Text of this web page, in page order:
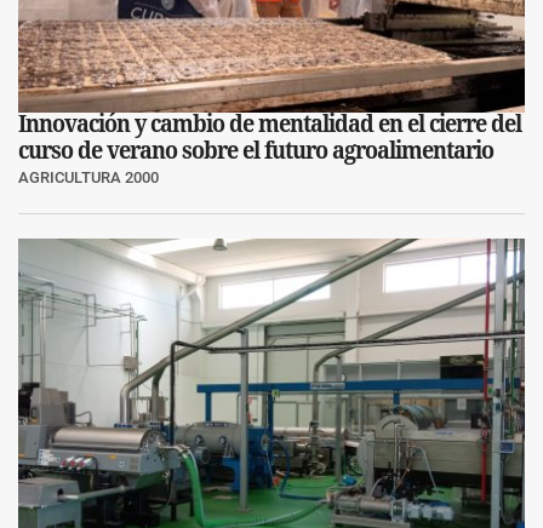
Innovación y cambio de mentalidad en el cierre del
curso de verano sobre el futuro agroalimentario
AGRICULTURA 2000